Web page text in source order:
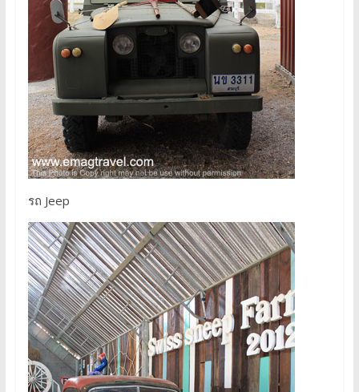
รถ Jeep